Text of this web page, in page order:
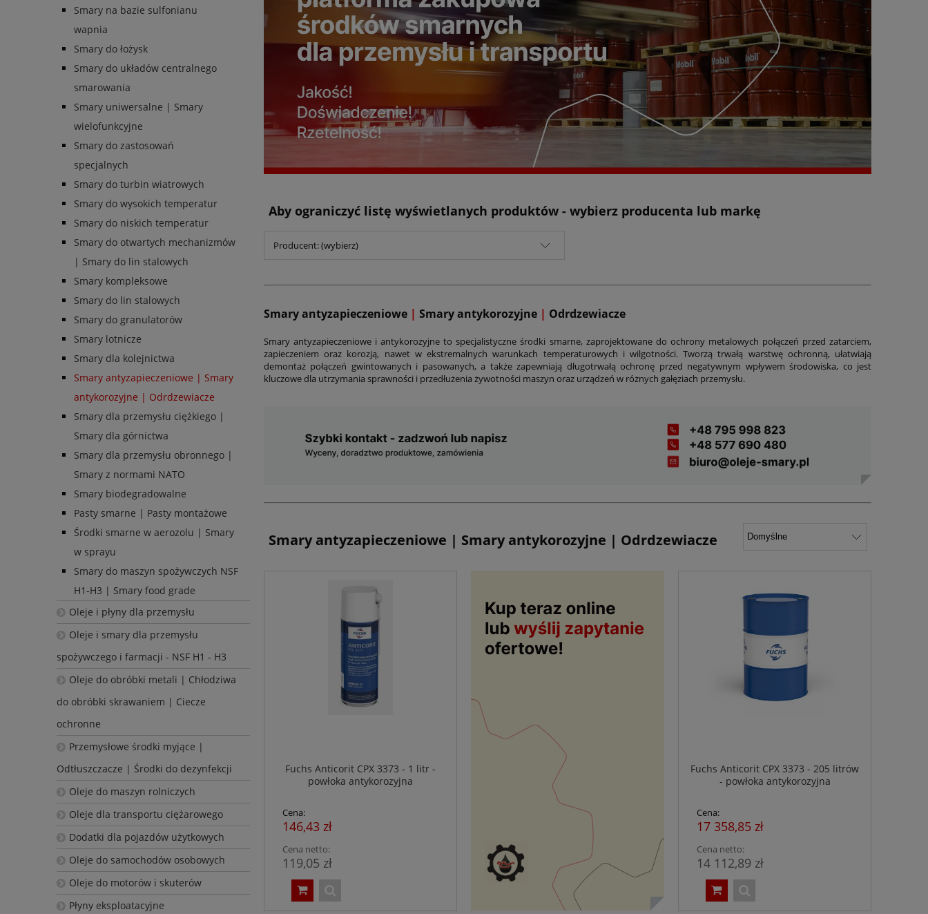
Smary na bazie sulfonianu
wapnia
Smary do łożysk
Smary do układów centralnego
smarowania
Smary uniwersalne | Smary
wielofunkcyjne
Smary do zastosowań
specjalnych
Smary do turbin wiatrowych
Smary do wysokich temperatur
Smary do niskich temperatur
Smary do otwartych mechanizmów
| Smary do lin stalowych
Smary kompleksowe
Smary do lin stalowych
Smary do granulatorów
Smary lotnicze
Smary dla kolejnictwa
Smary antyzapieczeniowe | Smary
antykorozyjne | Odrdzewiacze
Smary dla przemysłu ciężkiego |
Smary dla górnictwa
Smary dla przemysłu obronnego |
Smary z normami NATO
Smary biodegradowalne
Pasty smarne | Pasty montażowe
Środki smarne w aerozolu | Smary
w sprayu
Smary do maszyn spożywczych NSF
H1-H3 | Smary food grade
Oleje i płyny dla przemysłu
Oleje i smary dla przemysłu
spożywczego i farmacji - NSF H1 - H3
Oleje do obróbki metali | Chłodziwa
do obróbki skrawaniem | Ciecze
ochronne
Przemysłowe środki myjące |
Odtłuszczacze | Środki do dezynfekcji
Oleje do maszyn rolniczych
Oleje dla transportu ciężarowego
Dodatki dla pojazdów użytkowych
Oleje do samochodów osobowych
Oleje do motorów i skuterów
Płyny eksploatacyjne
Aby ograniczyć listę wyświetlanych produktów - wybierz producenta lub markę
Producent: (wybierz)
Smary antyzapieczeniowe | Smary antykorozyjne | Odrdzewiacze
Smary antyzapieczeniowe i antykorozyjne to specjalistyczne środki smarne, zaprojektowane do ochrony metalowych połączeń przed zatarciem,
zapieczeniem oraz korozją, nawet w ekstremalnych warunkach temperaturowych i wilgotności. Tworzą trwałą warstwę ochronną, ułatwiają
demontaż połączeń gwintowanych i pasowanych, a także zapewniają długotrwałą ochronę przed negatywnym wpływem środowiska, co jest
kluczowe dla utrzymania sprawności i przedłużenia żywotności maszyn oraz urządzeń w różnych gałęziach przemysłu.
Smary antyzapieczeniowe | Smary antykorozyjne | Odrdzewiacze
Fuchs Anticorit CPX 3373 - 1 litr -
powłoka antykorozyjna
Cena:
146,43 zł
Cena netto:
119,05 zł
Fuchs Anticorit CPX 3373 - 205 litrów
- powłoka antykorozyjna
Cena:
17 358,85 zł
Cena netto:
14 112,89 zł